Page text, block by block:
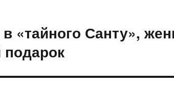
«тайного Санту»,